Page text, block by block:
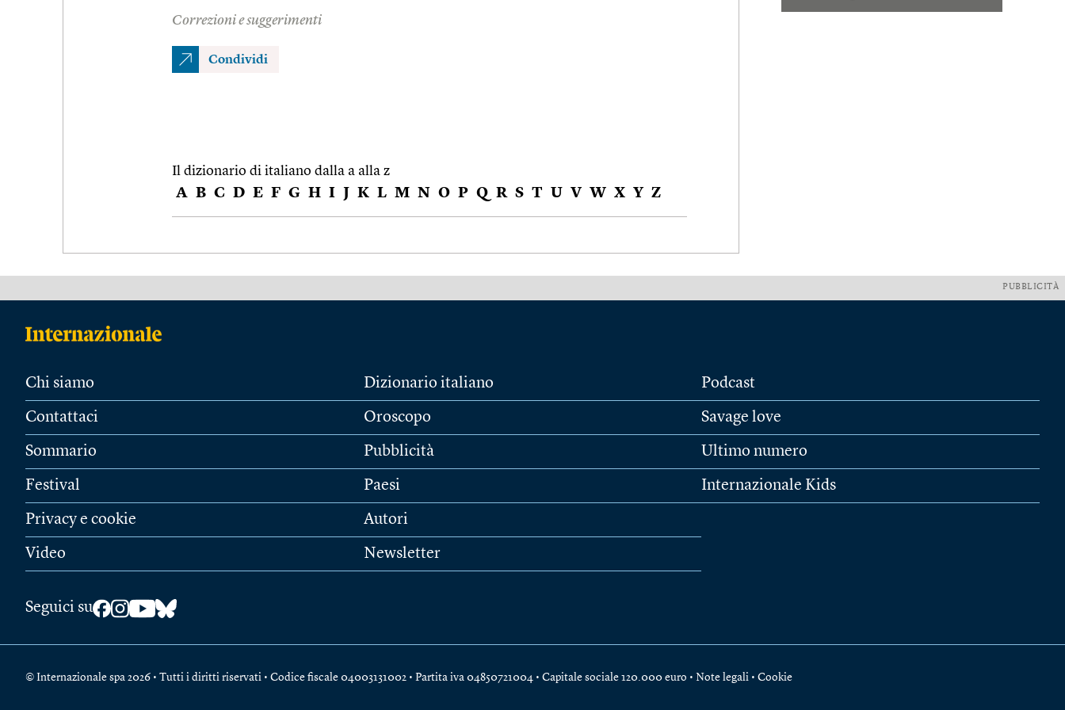
Correzioni e suggerimenti
Condividi
Il dizionario di italiano dalla a alla z
A B C D E F G H I J K L M N O P Q R S T U V W X Y Z
PUBBLICITÀ
Chi siamo
Contattaci
Sommario
Festival
Privacy e cookie
Video
Dizionario italiano
Oroscopo
Pubblicità
Paesi
Autori
Newsletter
Podcast
Savage love
Ultimo numero
Internazionale Kids
Seguici su
© Internazionale spa 2026 • Tutti i diritti riservati • Codice fiscale 04003131002 • Partita iva 04850721004 • Capitale sociale 120.000 euro • Note legali • Cookie